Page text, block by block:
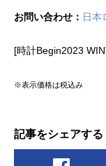
お問い合わせ： 日本
[時計Begin2023
※表示価格は税込み
記事をシェアする